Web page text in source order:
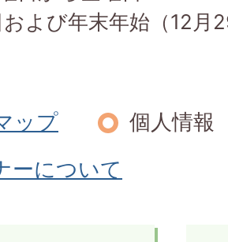
よび年末年始（12月
ップ
個人情報
ーについて